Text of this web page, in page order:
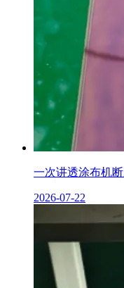
一次讲透涂布机
2026-07-22